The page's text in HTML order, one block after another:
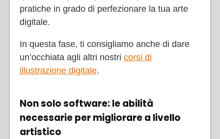
pratiche in grado di perfezionare la tua arte
digitale.
In questa fase, ti consigliamo anche di dare
un’occhiata agli altri nostri corsi di
illustrazione digitale.
Non solo software: le abilità
necessarie per migliorare a livello
artistico